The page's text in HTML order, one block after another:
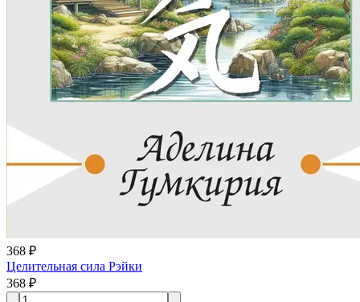
368 ₽
Целительная сила Рэйки
368 ₽